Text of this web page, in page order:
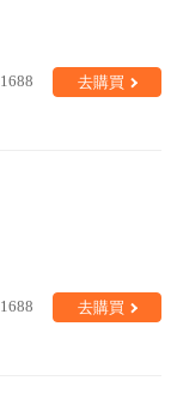
1688 去購買
1688 去購買